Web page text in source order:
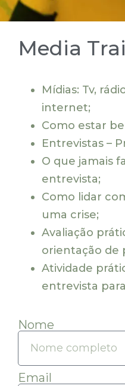
Media
Mídias: Tv,
internet;
Como estar
Entrevistas –
O que jamais
entrevista;
Como lidar
uma crise;
Avaliação
orientação de
Atividade
entrevista
Nome
Email